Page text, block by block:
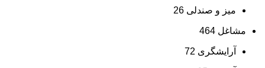
میز و صندلی 26
مشاغل 464
آرایشگری 72